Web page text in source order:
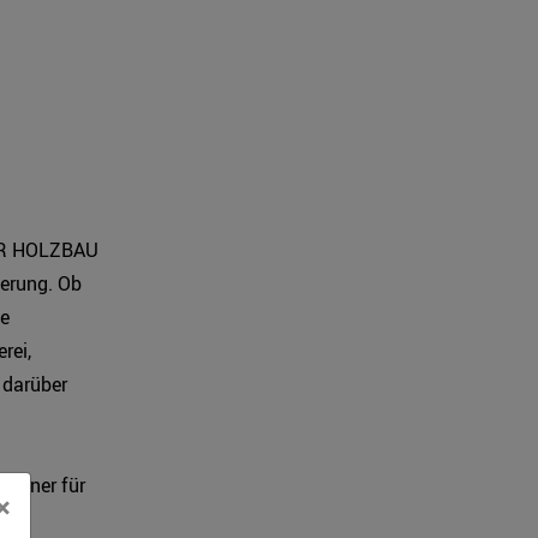
HOLZBAU
Ob
für